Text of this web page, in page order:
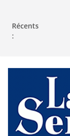
Récents
: